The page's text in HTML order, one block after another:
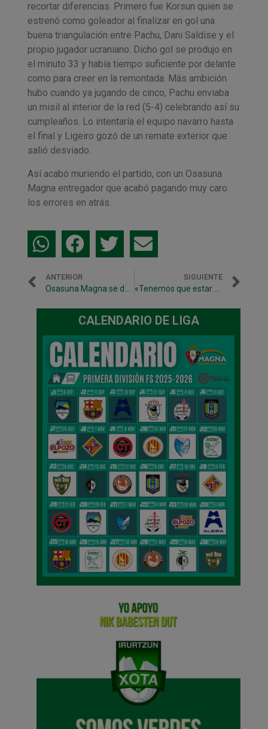
recortar diferencias. Primero fue Korsun quien se
estrenó como goleador al finalizar en gol una
buena triangulación entre Pachu, Dani Saldise y el
propio jugador ucraniano. Dicho gol se produjo en
el minuto 33 y había tiempo suficiente por delante
como para creer en la remontada. Más ambición
hubo cuando ya jugando de cinco, Pachu enviaba
un misil al interior de la red (5-4) celebrando así su
cumpleaños. Lo intentaría el equipo navarro hasta
el final y Ligeiro gozó de un remate exterior que
salió desviado.
Así acabó muriendo el partido, con un Osasuna
Magna entregador que acabó pagando muy caro
los errores en atrás.
ANTERIOR SIGUIENTE
CALENDARIO DE LIGA